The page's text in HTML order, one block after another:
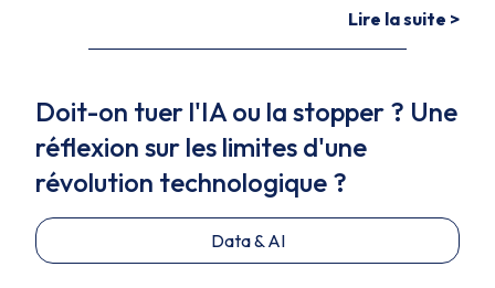
Lire la suite >
Doit-on tuer l'IA ou la stopper ? Une
réflexion sur les limites d'une
révolution technologique ?
Data & AI